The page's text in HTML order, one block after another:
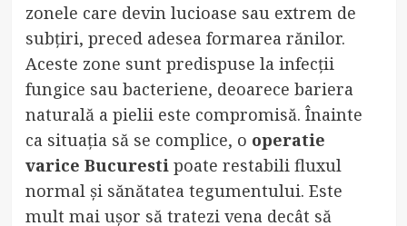
zonele care devin lucioase sau extrem de
subțiri, preced adesea formarea rănilor.
Aceste zone sunt predispuse la infecții
fungice sau bacteriene, deoarece bariera
naturală a pielii este compromisă. Înainte
ca situația să se complice, o operatie
varice Bucurestipoate restabili fluxul
normal și sănătatea tegumentului. Este
mult mai ușor să tratezi vena decât să